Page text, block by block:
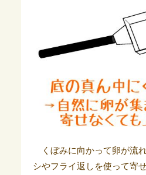
くぼみに向かって卵が流
シやフライ返しを使って寄